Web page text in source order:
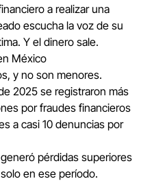
a realizar una
escucha la voz de su
Y el dinero sale.
México
y no son menores.
2025 se registraron más
por fraudes financieros
a casi 10 denuncias por
pérdidas superiores
en ese período.